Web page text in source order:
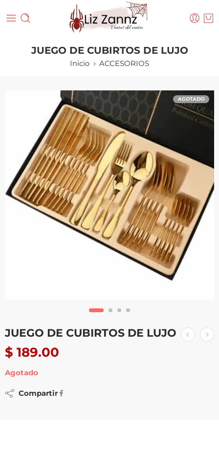
JUEGO DE CUBIRTOS DE LUJO
Inicio ACCESORIOS
AGOTADO
JUEGO DE CUBIRTOS DE LUJO
$ 189.00
Agotado
Compartir